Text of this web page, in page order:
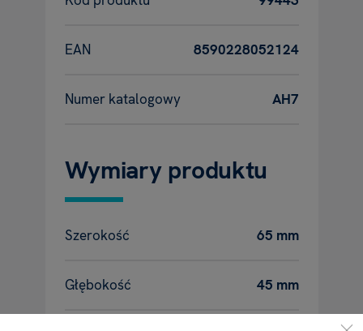
EAN 8590228052124
Numer katalogowy AH7
Wymiary produktu
Szerokość 65 mm
Głębokość 45 mm